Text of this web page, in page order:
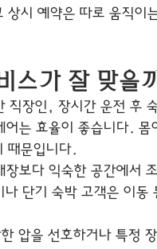
시 예약은 따로 움직이
스가 잘 맞을
직장인, 장시간 운전 후
는 효율이 좋습니다. 몸
때문입니다.
보다 익숙한 공간에서
단기 숙박 고객은 이동
압을 선호하거나 특정